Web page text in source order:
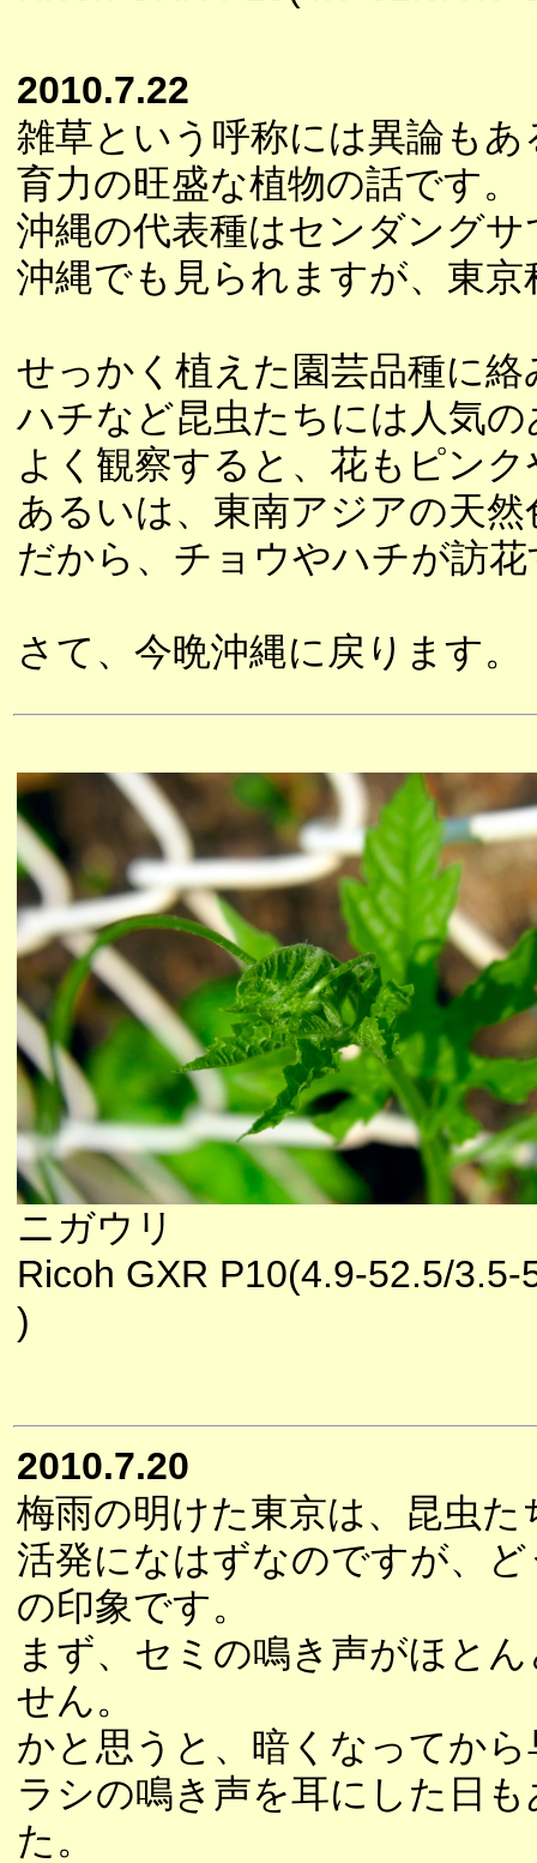
2010.7.22
雑草という呼称には異論も
育力の旺盛な植物の話です。
沖縄の代表種はセンダング
沖縄でも見られますが、東
せっかく植えた園芸品種に
ハチなど昆虫たちには人気
よく観察すると、花もピン
あるいは、東南アジアの天
だから、チョウやハチが訪
さて、今晩沖縄に戻ります。
ニガウリ
Ricoh GXR P10(4.9-52.5/3.5-
)
2010.7.20
梅雨の明けた東京は、昆虫た
活発になはずなのですが、
の印象です。
まず、セミの鳴き声がほと
せん。
かと思うと、暗くなってか
ラシの鳴き声を耳にした日
た。